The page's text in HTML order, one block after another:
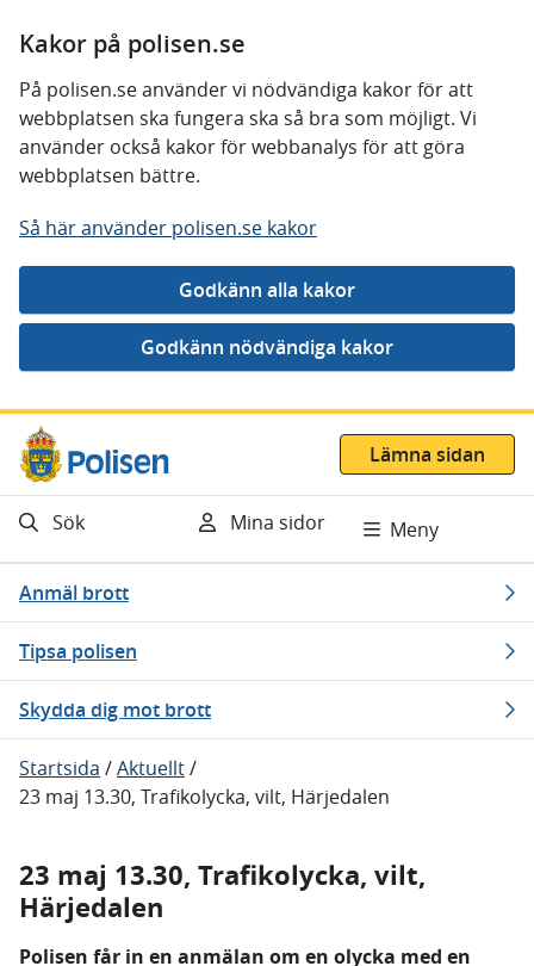
Kakor på polisen.se
På polisen.se använder vi nödvändiga kakor för att
webbplatsen ska fungera ska så bra som möjligt. Vi
använder också kakor för webbanalys för att göra
webbplatsen bättre.
Så här använder polisen.se kakor
Gå direkt till innehåll
Lämna sidan
Sök Mina sidor Meny
Anmäl brott
Tipsa polisen
Skydda dig mot brott
Startsida /Aktuellt/
23 maj 13.30, Trafikolycka, vilt, Härjedalen
23 maj 13.30, Trafikolycka, vilt,
Härjedalen
Polisen får in en anmälan om en olycka med en